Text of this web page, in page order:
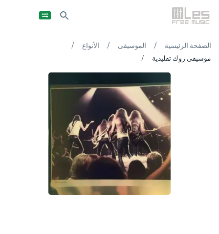
الصفحة الرئيسية / الموسيقى / الأنواع /
موسيقى روك تقليدية /